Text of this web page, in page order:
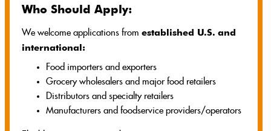
Who Should Apply:
We welcome applications from established U.S. and
international:
Food importers and exporters
Grocery wholesalers and major food retailers
Distributors and specialty retailers
Manufacturers and foodservice providers/operators